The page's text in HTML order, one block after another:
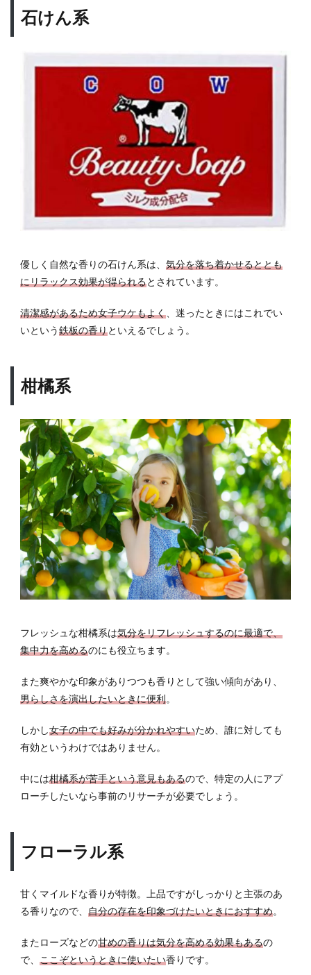
石けん系
優しく自然な香りの石けん系は、 気分を落ち着かせるととも
にリラックス効果が得られるとされています。
清潔感があるため女子ウケもよく 、迷ったときにはこれでい
いという鉄板の香りといえるでしょう。
柑橘系
フレッシュな柑橘系は気分をリフレッシュするのに最適で、
集中力を高めるのにも役立ちます。
また爽やかな印象がありつつも香りとして強い傾向があり、
男らしさを演出したいときに便利。
しかし女子の中でも好みが分かれやすいため、誰に対しても
有効というわけではありません。
中には柑橘系が苦手という意見もあるので、特定の人にアプ
ローチしたいなら事前のリサーチが必要でしょう。
フローラル系
甘くマイルドな香りが特徴。上品ですがしっかりと主張のあ
る香りなので、 自分の存在を印象づけたいときにおすすめ。
またローズなどの甘めの香りは気分を高める効果もあるの
で、 ここぞというときに使いたい香りです。